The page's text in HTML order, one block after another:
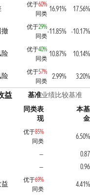
优于60%
同类
16.91% 17.56%
撤 优于29%
同类
-11.85% -10.17%
险 优于40%
同类
10.87% 10.14%
险 优于57%
同类
2.99% 3.20%
益 基准业绩比较基准
同类表
现
本基
金
优于85%
同类
6.50%
—
0.87
—
0.96
优于69%
同类
4.41%